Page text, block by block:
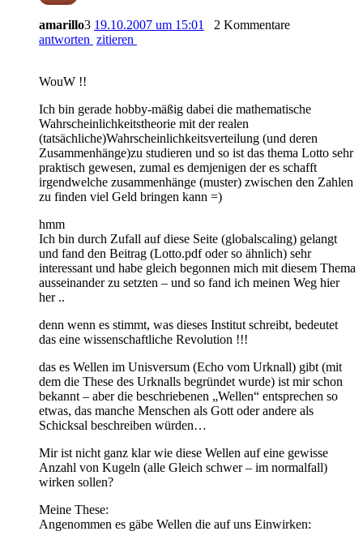
amarillo3 19.10.2007 um 15:01
2 Kommentare
antworten zitieren
WouW !!
Ich bin gerade hobby-mäßig dabei die mathematische
Wahrscheinlichkeitstheorie mit der realen
(tatsächliche)Wahrscheinlichkeitsverteilung (und deren
Zusammenhänge)zu studieren und so ist das thema Lotto sehr
praktisch gewesen, zumal es demjenigen der es schafft
irgendwelche zusammenhänge (muster) zwischen den Zahlen
zu finden viel Geld bringen kann =)
hmm
Ich bin durch Zufall auf diese Seite (globalscaling) gelangt
und fand den Beitrag (Lotto.pdf oder so ähnlich) sehr
interessant und habe gleich begonnen mich mit diesem Thema
ausseinander zu setzten – und so fand ich meinen Weg hier
her ..
denn wenn es stimmt, was dieses Institut schreibt, bedeutet
das eine wissenschaftliche Revolution !!!
das es Wellen im Unisversum (Echo vom Urknall) gibt (mit
dem die These des Urknalls begründet wurde) ist mir schon
bekannt – aber die beschriebenen „Wellen“ entsprechen so
etwas, das manche Menschen als Gott oder andere als
Schicksal beschreiben würden…
Mir ist nicht ganz klar wie diese Wellen auf eine gewisse
Anzahl von Kugeln (alle Gleich schwer – im normalfall)
wirken sollen?
Meine These:
Angenommen es gäbe Wellen die auf uns Einwirken: